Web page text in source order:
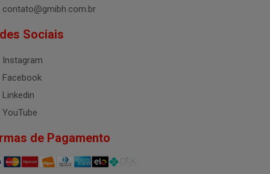
contato@gmibh.com.br
Sociais
Instagram
Facebook
Linkedin
YouTube
de Pagamento